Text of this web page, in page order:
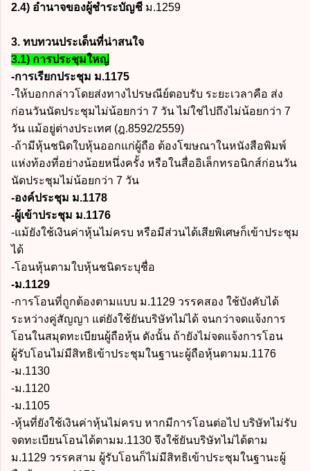
2.4) อำนาจของผู้ชำระบัญชี ม.1259
3. ทบทวนประเด็นที่น่าสนใจ
3.1) การประชุมใหญ่
-การเรียกประชุม ม.1175
-ให้บอกกล่าวโดยส่งทางไปรษณีย์ตอบรับ ระยะเวลาคือ ส่ง
ก่อนวันนัดประชุมไม่น้อยกว่า 7 วัน ไม่ใช่ไปถึงไม่น้อยกว่า 7
วัน แม้อยู่ต่างประเทศ (ฎ.8592/2559)
-ถ้ามีหุ้นชนิดใบหุ้นออกแก่ผู้ถือ ต้องโฆษณาในหนังสือพิมพ์
แห่งท้องที่อย่างน้อยหนึ่งครั้ง หรือในสื่ออิเล็กทรอนิกส์ก่อนวัน
นัดประชุมไม่น้อยกว่า 7 วัน
-องค์ประชุม ม.1178
-ผู้เข้าประชุม ม.1176
-แม้ยังใช้เงินค่าหุ้นไม่ครบ หรือมีส่วนได้เสียพิเศษก็เข้าประชุม
ได้
-โอนหุ้นตามใบหุ้นชนิดระบุชื่อ
-ม.1129
-การโอนที่ถูกต้องตามแบบ ม.1129 วรรคสอง ใช้บังคับได้
ระหว่างคู่สัญญา แต่ยังใช้ยันบริษัทไม่ได้ จนกว่าจดแจ้งการ
โอนในสมุดทะเบียนผู้ถือหุ้น ดังนั้น ถ้ายังไม่จดแจ้งการโอน
ผู้รับโอนไม่มีสิทธิเข้าประชุมในฐานะผู้ถือหุ้นตามม.1176
-ม.1130
-ม.1120
-ม.1105
-หุ้นที่ยังใช้เงินค่าหุ้นไม่ครบ หากมีการโอนต่อไป บริษัทไม่รับ
จดทะเบียนโอนได้ตามม.1130 จึงใช้ยันบริษัทไม่ได้ตาม
ม.1129 วรรคสาม ผู้รับโอนก็ไม่มีสิทธิเข้าประชุมในฐานะผู้